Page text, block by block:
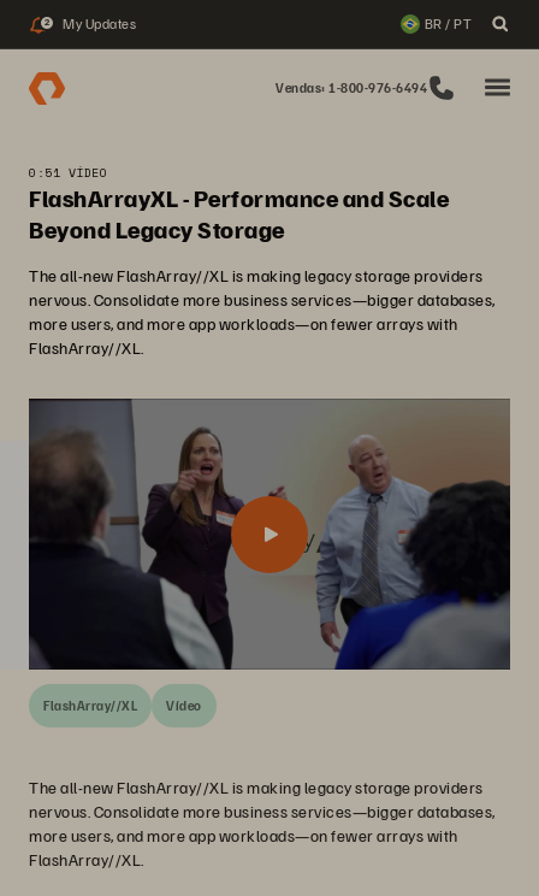
2 My Updates BR / PT
Vendas: 1-800-976-6494
0:51 VÍDEO
FlashArrayXL - Performance and Scale
Beyond Legacy Storage
The all-new FlashArray//XL is making legacy storage providers
nervous. Consolidate more business services—bigger databases,
more users, and more app workloads—on fewer arrays with
FlashArray//XL.
FlashArray//XL Vídeo
The all-new FlashArray//XL is making legacy storage providers
nervous. Consolidate more business services—bigger databases,
more users, and more app workloads—on fewer arrays with
FlashArray//XL.